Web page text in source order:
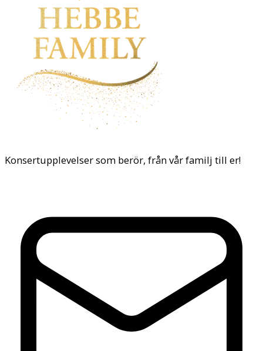
Konsertupplevelser som berör, från vår familj till er!